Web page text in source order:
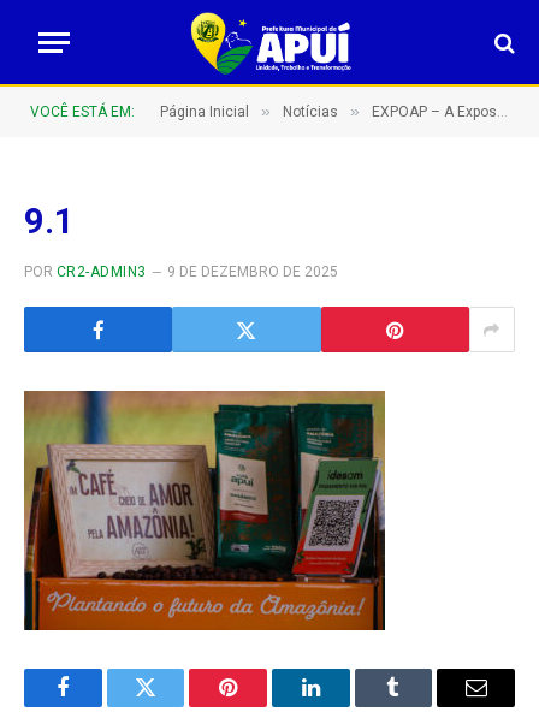
VOCÊ ESTÁ EM: Página Inicial » Notícias » EXPOAP – A Exposição Agropecuária de Apuí do sul do Amazonas – Barretão Amazonense!
9.1
POR CR2-ADMIN3 9 DE DEZEMBRO DE 2025
FacebookTwitter Pinterest LinkedInTumblr
E-